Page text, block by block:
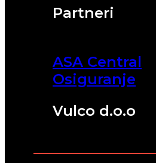
Partneri
ASA Central
Osiguranje
Vulco d.o.o